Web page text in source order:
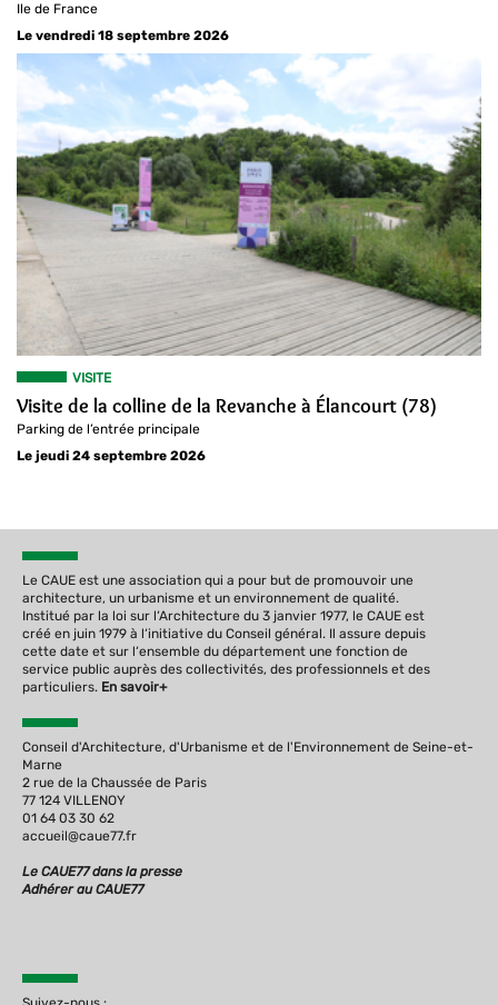
Ile de France
Le vendredi 18 septembre 2026
VISITE
Visite de la colline de la Revanche à Élancourt (78)
Parking de l’entrée principale
Le jeudi 24 septembre 2026
Le CAUE est une association qui a pour but de promouvoir une
architecture, un urbanisme et un environnement de qualité.
Institué par la loi sur l‘Architecture du 3 janvier 1977, le CAUE est
créé en juin 1979 à l‘initiative du Conseil général. Il assure depuis
cette date et sur l‘ensemble du département une fonction de
service public auprès des collectivités, des professionnels et des
particuliers. En savoir+
Conseil d'Architecture, d'Urbanisme et de l'Environnement de Seine-et-
Marne
2 rue de la Chaussée de Paris
77 124 VILLENOY
01 64 03 30 62
accueil@caue77.fr
Le CAUE77 dans la presse
Adhérer au CAUE77